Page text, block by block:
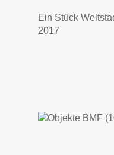
Ein Stück
2017